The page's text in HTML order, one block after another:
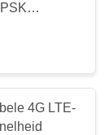
4G LTE-